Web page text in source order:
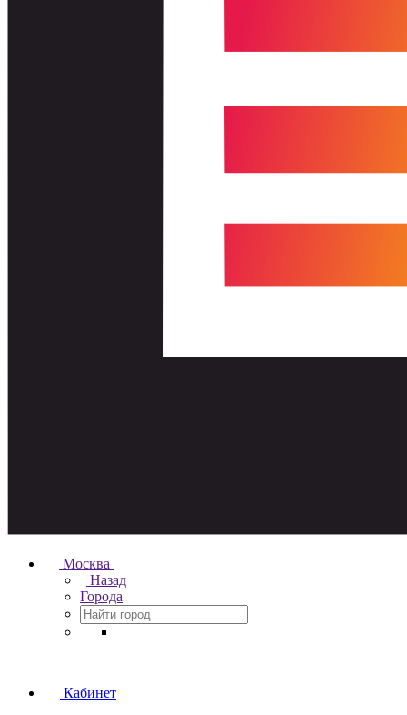
Москва
Назад
Города
Кабинет